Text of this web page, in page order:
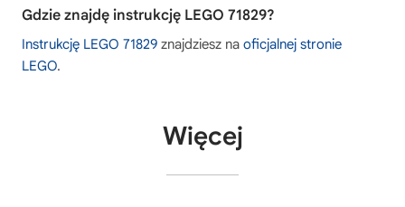
Gdzie znajdę instrukcję LEGO 71829?
Instrukcję LEGO 71829 znajdziesz na oficjalnej stronie
LEGO.
Więcej